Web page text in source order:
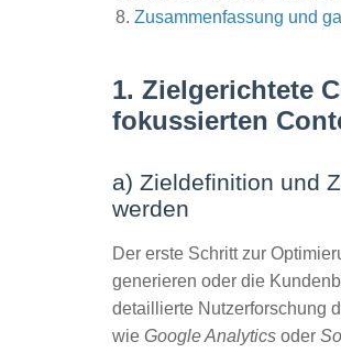
Zusammenfassung und
1. Zielgerichtete
fokussierten
a) Zieldefinition und
werden
Der erste Schritt zur
generieren oder die
detaillierte Nutzerforschung
wie Google Analytics oder